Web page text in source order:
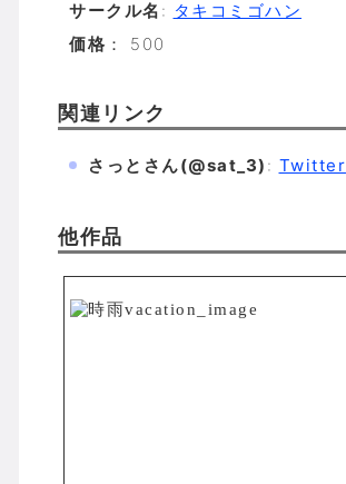
サークル名 : タキコミゴハン
価格 ： 500
関連リンク
さっとさん(@sat_3) : Twitter
他作品